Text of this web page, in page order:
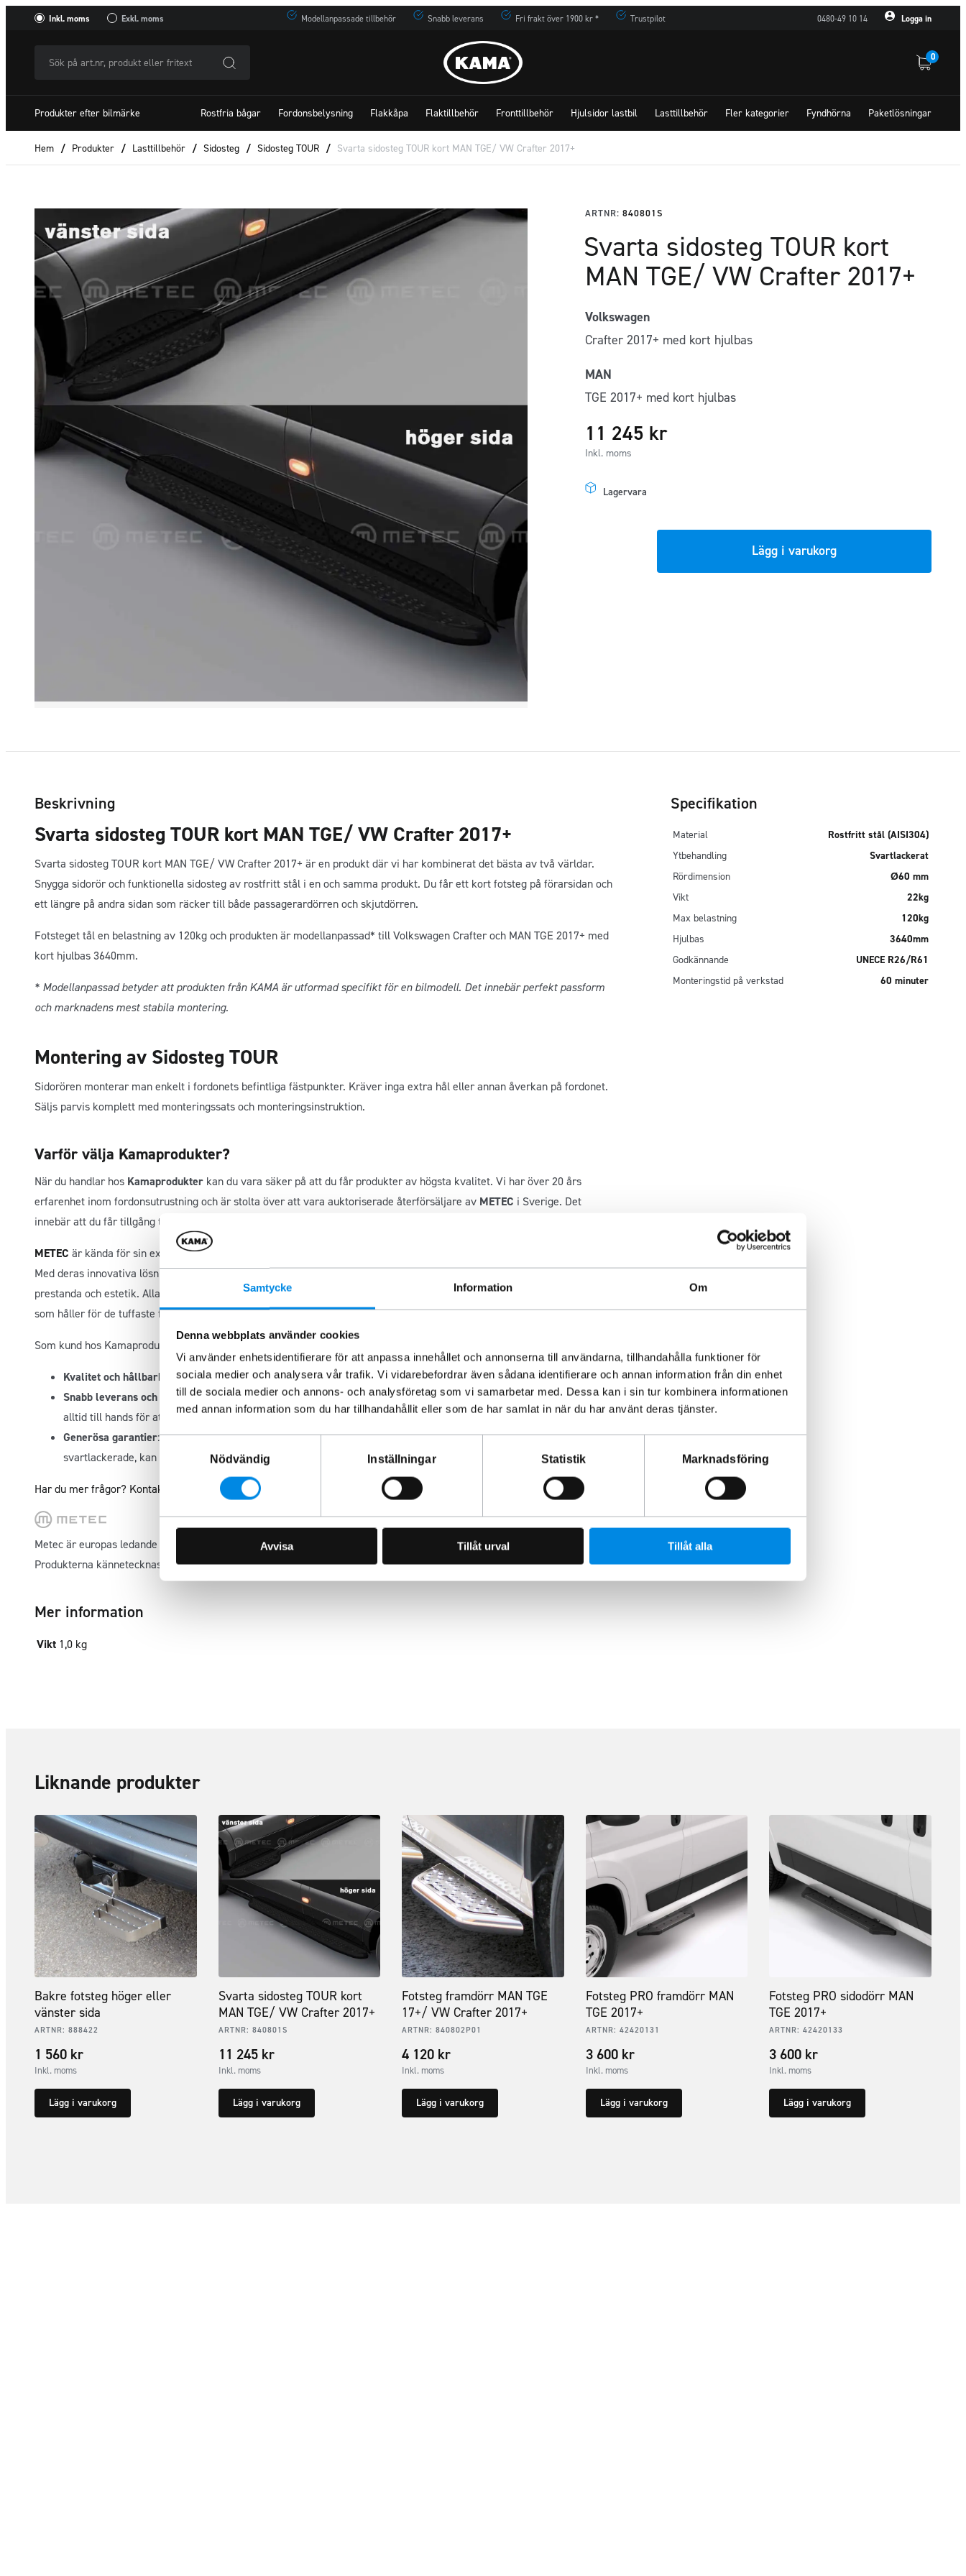
Samtycke Information Om
Denna webbplats använder cookies
Vi använder enhetsidentifierare för att anpassa innehållet och annonserna till användarna, tillhandahålla funktioner för
sociala medier och analysera vår trafik. Vi vidarebefordrar även sådana identifierare och annan information från din enhet
till de sociala medier och annons- och analysföretag som vi samarbetar med. Dessa kan i sin tur kombinera informationen
med annan information som du har tillhandahållit eller som de har samlat in när du har använt deras tjänster.
Samtyckesval
Nödvändig
Inställningar Statistik Marknadsföring
Avvisa Tillåt urval Tillåt alla
Inkl. moms Exkl. moms Modellanpassade tillbehör Snabb leverans Fri frakt över 1900 kr * Trustpilot 0480-49 10 14 Logga in
art.nr,
produkt
eller
fritextSök
0
Produkter efter bilmärke Rostfria bågar Fordonsbelysning Flakkåpa Flaktillbehör Fronttillbehör Hjulsidor lastbil Lasttillbehör Fler kategorier Fyndhörna Paketlösningar
Hem / Produkter / Lasttillbehör / Sidosteg / Sidosteg TOUR / Svarta sidosteg TOUR kort MAN TGE/ VW Crafter 2017+
ARTNR:840801S
Svarta sidosteg TOUR kort
MAN TGE/ VW Crafter 2017+
Volkswagen
Crafter 2017+ med kort hjulbas
MAN
TGE 2017+ med kort hjulbas
11 245 kr
Inkl. moms
Lagervara
Lägg i varukorg
Beskrivning
Svarta sidosteg TOUR kort MAN TGE/ VW Crafter 2017+
Svarta sidosteg TOUR kort MAN TGE/ VW Crafter 2017+ är en produkt där vi har kombinerat det bästa av två världar.
Snygga sidorör och funktionella sidosteg av rostfritt stål i en och samma produkt. Du får ett kort fotsteg på förarsidan och
ett längre på andra sidan som räcker till både passagerardörren och skjutdörren.
Fotsteget tål en belastning av 120kg och produkten är modellanpassad* till Volkswagen Crafter och MAN TGE 2017+ med
kort hjulbas 3640mm.
* Modellanpassad betyder att produkten från KAMA är utformad specifikt för en bilmodell. Det innebär perfekt passform
och marknadens mest stabila montering.
Montering av Sidosteg TOUR
Sidorören monterar man enkelt i fordonets befintliga fästpunkter. Kräver inga extra hål eller annan åverkan på fordonet.
Säljs parvis komplett med monteringssats och monteringsinstruktion.
Varför välja Kamaprodukter?
När du handlar hos Kamaprodukter kan du vara säker på att du får produkter av högsta kvalitet. Vi har över 20 års
erfarenhet inom fordonsutrustning och är stolta över att vara auktoriserade återförsäljare av METEC i Sverige. Det
innebär att du får tillgång till produkter från en av Europas mest respekterade tillverkare av fordonsutrustning.
METEC är kända för sin expertis inom design och tillverkning av högkvalitativa rostfria ståldelar för bilar och lastbilar.
Med deras innovativa lösningar kan du lita på att deras produkter inte bara är hållbara utan även förbättrar fordonets
prestanda och estetik. Alla METEC-produkter genomgår strikta kvalitetskontroller, vilket garanterar att du får en produkt
som håller för de tuffaste förhållanden.
Som kund hos Kamaprodukter kan du förvänta dig:
Kvalitet och hållbarhet
: Våra produkter från METEC är kända för sin exceptionella hållbarhet och höga standard.
Snabb leverans och personlig service : Vi erbjuder snabb och pålitlig leverans, och vår kunniga kundservice finns
alltid till hands för att hjälpa dig med dina frågor.
Generösa garantier: Med 6 års ytskiktsgaranti på våra blankpolerade sidorör och 1 års garanti på de
svartlackerade, kan du känna dig trygg med ditt köp.
Har du mer frågor? Kontakta oss så hjälper vi dig.
Metec är europas ledande tillverkare av modellanpassade fordonstillbehör sedan 1993.
Produkterna kännetecknas av hög kvalitet och montering utan åverkan på fordonet.
Mer information
Vikt 1,0 kg
Specifikation
Material
Rostfritt stål (AISI304)
Ytbehandling
Svartlackerat
Rördimension
Ø60 mm
Vikt
22kg
Max belastning
120kg
Hjulbas
3640mm
Godkännande
UNECE R26/R61
Monteringstid på verkstad
60 minuter
Liknande produkter
Bakre fotsteg höger eller
vänster sida
ARTNR: 888422
1 560 kr
Inkl. moms
Lägg i varukorg
Svarta sidosteg TOUR kort
MAN TGE/ VW Crafter 2017+
ARTNR: 840801S
11 245 kr
Inkl. moms
Lägg i varukorg
Fotsteg framdörr MAN TGE
17+/ VW Crafter 2017+
ARTNR:840802P01
4 120 kr
Inkl. moms
Lägg i varukorg
Fotsteg PRO framdörr MAN
TGE 2017+
ARTNR: 42420131
3 600 kr
Inkl. moms
Lägg i varukorg
Fotsteg PRO sidodörr MAN
TGE 2017+
ARTNR:42420133
3 600 kr
Inkl. moms
Lägg i varukorg